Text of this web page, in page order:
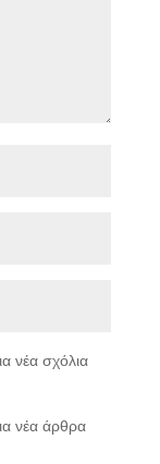
νέα σχόλια
νέα άρθρα